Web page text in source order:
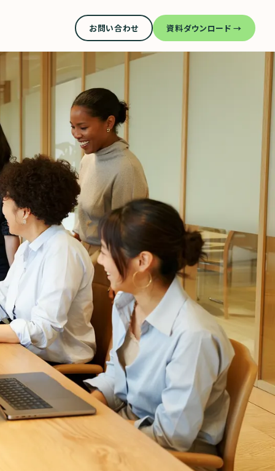
お問い合わせ 資料ダウンロード →